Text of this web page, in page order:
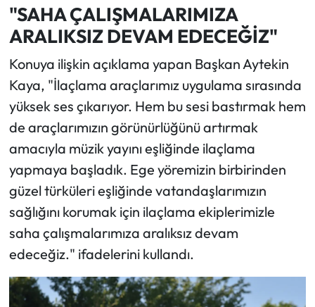
"SAHA ÇALIŞMALARIMIZA
ARALIKSIZ DEVAM EDECEĞİZ"
Konuya ilişkin açıklama yapan Başkan Aytekin
Kaya, "İlaçlama araçlarımız uygulama sırasında
yüksek ses çıkarıyor. Hem bu sesi bastırmak hem
de araçlarımızın görünürlüğünü artırmak
amacıyla müzik yayını eşliğinde ilaçlama
yapmaya başladık. Ege yöremizin birbirinden
güzel türküleri eşliğinde vatandaşlarımızın
sağlığını korumak için ilaçlama ekiplerimizle
saha çalışmalarımıza aralıksız devam
edeceğiz." ifadelerini kullandı.